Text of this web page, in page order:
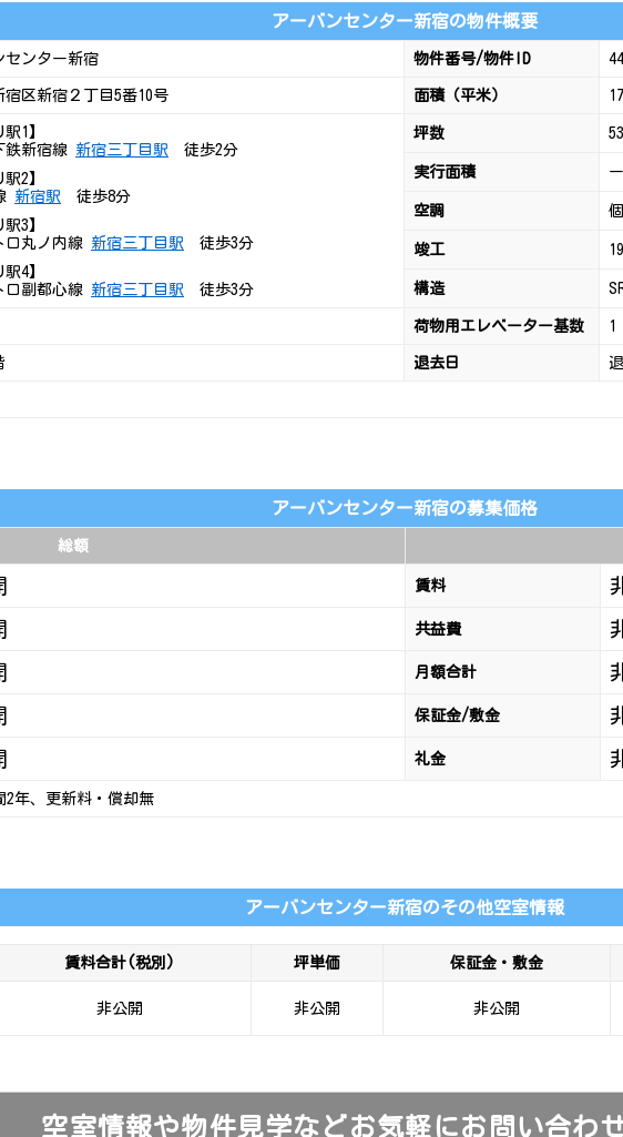
アーバンセンター新宿の物件概要
センター新宿 物件番号/物件ID
宿区新宿２丁目5番10号 面積（平米）
駅1】
鉄新宿線 新宿三丁目駅 徒歩2分
駅2】
新宿駅 徒歩8分
駅3】
ロ丸ノ内線 新宿三丁目駅 徒歩3分
駅4】
ロ副都心線 新宿三丁目駅 徒歩3分
坪数
実行面積 ー
空調
竣工
構造
荷物用エレベーター基数 1
退去日
アーバンセンター新宿の募集価格
総額
賃料
共益費
月額合計
保証金/敷金
礼金
2年、更新料・償却無
アーバンセンター新宿のその他空室情報
賃料合計(税別) 坪単価 保証金・敷金
非公開 非公開 非公開
空室情報や物件見学などお気軽にお問い合わ